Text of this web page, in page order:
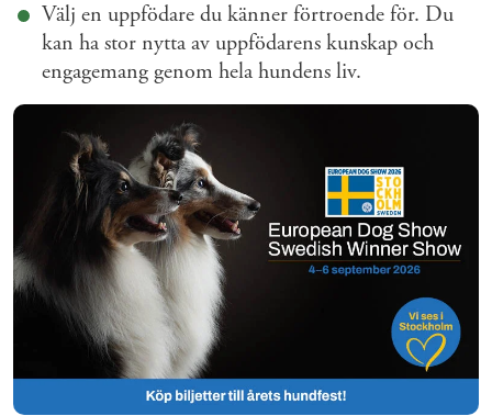
Välj en uppfödare du känner förtroende för. Du
kan ha stor nytta av uppfödarens kunskap och
engagemang genom hela hundens liv.